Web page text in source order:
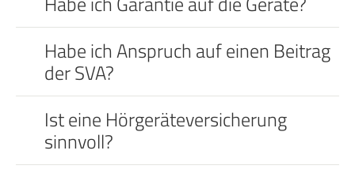
Habe ich Anspruch auf einen Beitrag
der SVA?
Ist eine Hörgeräteversicherung
sinnvoll?